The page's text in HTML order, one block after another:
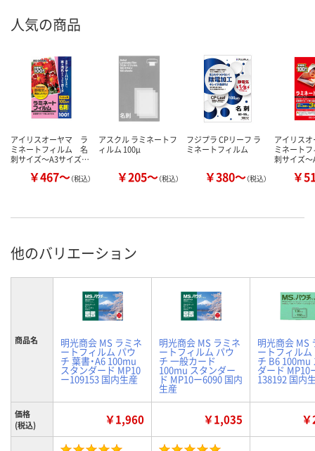
人気の商品
アイリスオーヤマ ラ
ミネートフィルム 名
刺サイズ～A3サイズ…
￥467～（税込）
アスクル ラミネートフ
ィルム 100μ
￥205～（税込）
フジプラ CPリーフ ラ
ミネートフィルム
￥380～（税込）
アイリス
ミネート
刺サイズ
￥
他のバリエーション
商品名 明光商会 MS ラミネ
ートフィルム パウ
チ 葉書・A6 100mu
スタンダード MP10
ー109153 国内生産
明光商会 MS ラミネ
ートフィルム パウ
チ 一般カード
100mu スタンダー
ド MP10ー6090 国内
生産
明光商会 MS
ートフィルム
チ B6 100mu
ダード MP10
138192 国内
価格
(税込)
￥1,960 ￥1,035